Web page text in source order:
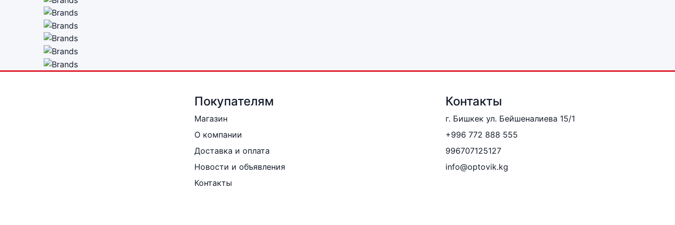
Покупателям
Магазин
О компании
Доставка и оплата
Новости и объявления
Контакты
Контакты
г. Бишкек ул. Бейшеналиева 15/1
+996 772 888 555
996707125127
info@optovik.kg